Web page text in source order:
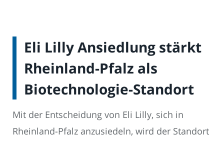
Eli Lilly Ansiedlung stärkt
Rheinland-Pfalz als
Biotechnologie-Standort
Mit der Entscheidung von Eli Lilly, sich in
Rheinland-Pfalz anzusiedeln, wird der Standort